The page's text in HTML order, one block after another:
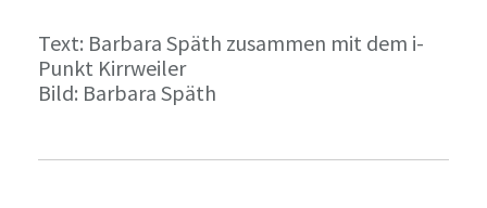
Text: Barbara Späth zusammen mit dem i-
Punkt Kirrweiler
Bild: Barbara Späth